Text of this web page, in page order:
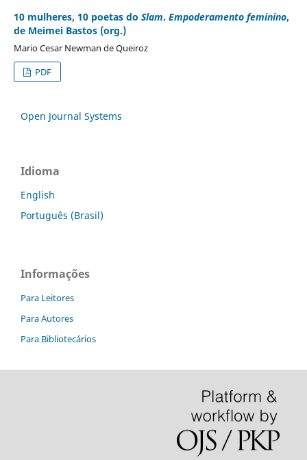
10 mulheres, 10 poetas do Slam. Empoderamento feminino,
de Meimei Bastos (org.)
Mario Cesar Newman de Queiroz
PDF
Open Journal Systems
Idioma
English
Português (Brasil)
Informações
Para Leitores
Para Autores
Para Bibliotecários